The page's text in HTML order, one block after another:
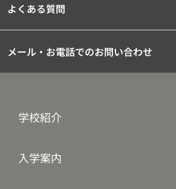
よくある質問
メール・お電話でのお問い合わせ
学校紹介
入学案内